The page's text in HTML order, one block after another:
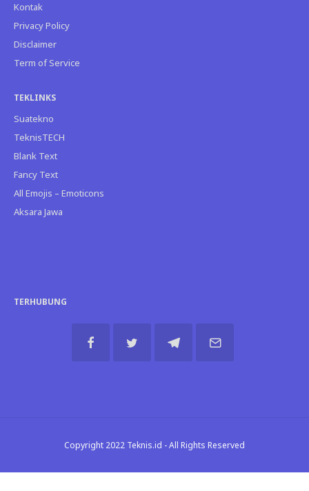
Kontak
Privacy Policy
Disclaimer
Term of Service
TEKLINKS
Suatekno
TeknisTECH
Blank Text
Fancy Text
All Emojis – Emoticons
Aksara Jawa
TERHUBUNG
Copyright 2022 Teknis.id - All Rights Reserved